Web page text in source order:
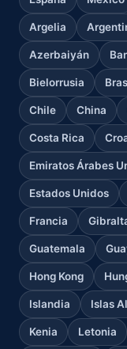
Argelia
Azerbaiyán
Bielorrusia
Chile China
Costa Rica
Emiratos Árabes
Estados Unidos
Francia
Guatemala
Hong Kong
Islandia Islas
Kenia Letonia